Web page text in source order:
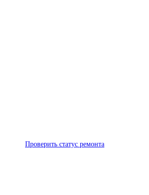
Проверить статус ремонта